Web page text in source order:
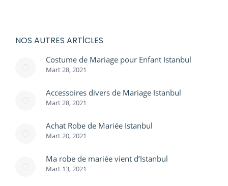
NOS AUTRES ARTICLES
Costume de Mariage pour Enfant Istanbul
Mart 28, 2021
Accessoires divers de Mariage Istanbul
Mart 28, 2021
Achat Robe de Mariée Istanbul
Mart 20, 2021
Ma robe de mariée vient d’Istanbul
Mart 13, 2021